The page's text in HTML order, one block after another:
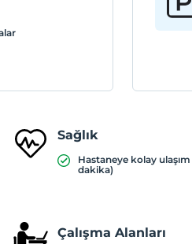
Sağlık
Hastaneye kolay ulaşım
dakika)
Çalışma Alanları